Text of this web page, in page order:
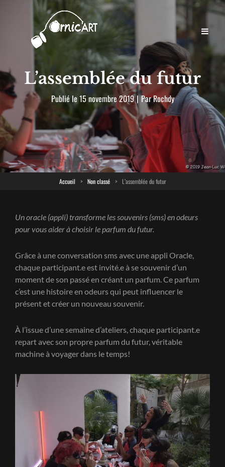
L’assemblée du futur
Publié le 15 novembre 2019 | ParByline
Rochdy
Accueil > Non classé > L’assemblée du futur
Un oracle (appli) transforme les souvenirs (sms) en odeurs
pour vous aider à choisir le parfum du futur.
Grâce à une conversation sms avec une appli Oracle,
chaque participant.e est invité.e à se souvenir d’un
moment de son passé en créant un parfum. Ce parfum
c’est une histoire en odeurs qui peut influencer le
présent et créer un nouveau souvenir.
À l’issue d’une semaine d’ateliers, chaque participant.e
repart avec son propre parfum du futur, véritable
machine à voyager dans le temps!